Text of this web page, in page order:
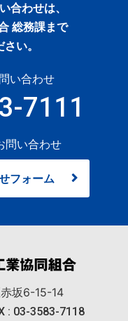
合わせは、
総務課まで
い。
い合わせ
7111
問い合わせ
フォーム
坂6-15-14
: 03-3583-7118